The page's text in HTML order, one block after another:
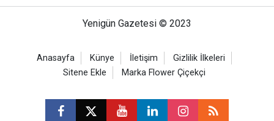
Yenigün Gazetesi © 2023
Anasayfa Künye İletişim
Gizlilik İlkeleri
Sitene Ekle
Marka Flower Çiçekçi